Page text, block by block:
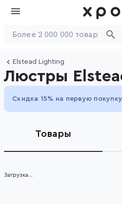
Elstead Lighting
Люстры
Скидка 15% на первую
Товары
Загрузка...